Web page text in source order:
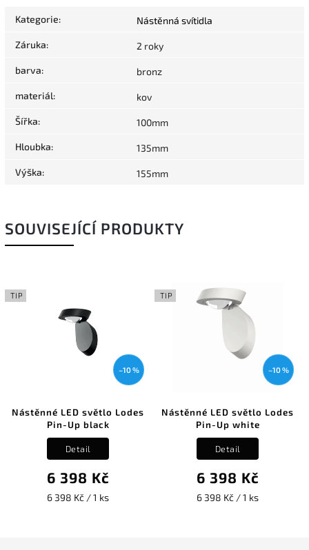
Kategorie: Nástěnná svítidla
Záruka: 2 roky
barva: bronz
materiál: kov
Šířka: 100mm
Hloubka: 135mm
Výška: 155mm
SOUVISEJÍCÍ PRODUKTY
TIP
–10 %
Nástěnné LED světlo Lodes
Pin-Up black
6 398 Kč
6 398 Kč / 1 ks
Detail
TIP
–10 %
Nástěnné LED světlo Lodes
Pin-Up white
6 398 Kč
6 398 Kč / 1 ks
Detail